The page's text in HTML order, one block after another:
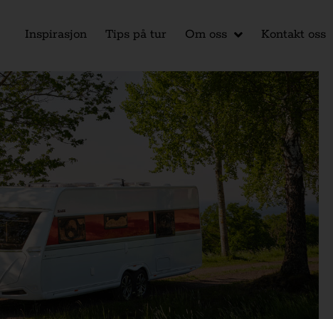
Inspirasjon Tips på tur Om oss Kontakt oss